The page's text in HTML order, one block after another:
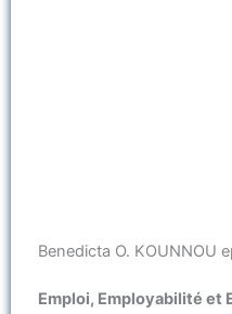
Benedicta O. KOUNNOU
Emploi, Employabilité et